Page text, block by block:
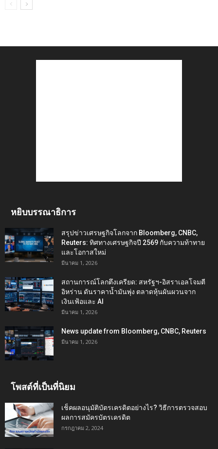
หยิบบรรณาธิการ
สรุปข่าวเศรษฐกิจโลกจาก Bloomberg, CNBC,
Reuters: ทิศทางเศรษฐกิจปี 2569 กับความท้าทาย
และโอกาสใหม่
มีนาคม 1, 2026
สถานการณ์โลกตึงเครียด: สหรัฐฯ-อิสราเอลโจมตี
อิหร่าน ดันราคาน้ำมันพุ่ง ตลาดหุ้นผันผวนจาก
เงินเฟ้อและ AI
มีนาคม 1, 2026
News update from Bloomberg, CNBC, Reuters
มีนาคม 1, 2026
โพสต์ที่เป็นที่นิยม
เช็คผลอนุมัติบัตรเครดิตอย่างไร? วิธีการตรวจสอบ
ผลการสมัครบัตรเครดิต
กรกฎาคม 2, 2024